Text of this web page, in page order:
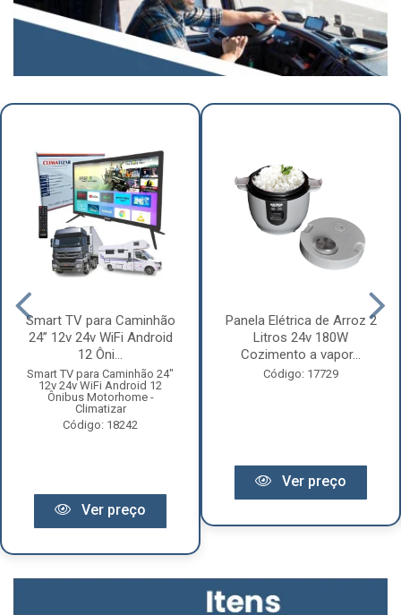
Smart TV para Caminhão
24” 12v 24v WiFi Android
12 Ôni...
Smart TV para Caminhão 24"
12v 24v WiFi Android 12
Ônibus Motorhome -
Climatizar
Código: 18242
Ver preço
Panela Elétrica de Arroz 2
Litros 24v 180W
Cozimento a vapor...
Código: 17729
Ver preço